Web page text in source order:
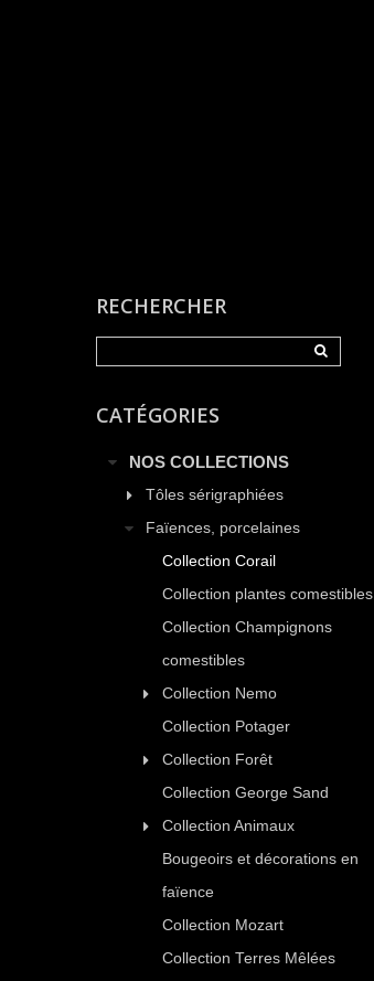
RECHERCHER
CATÉGORIES
NOS COLLECTIONS
Tôles sérigraphiées
Faïences, porcelaines
Collection Corail
Collection plantes comestibles
Collection Champignons
comestibles
Collection Nemo
Collection Potager
Collection Forêt
Collection George Sand
Collection Animaux
Bougeoirs et décorations en
faïence
Collection Mozart
Collection Terres Mêlées